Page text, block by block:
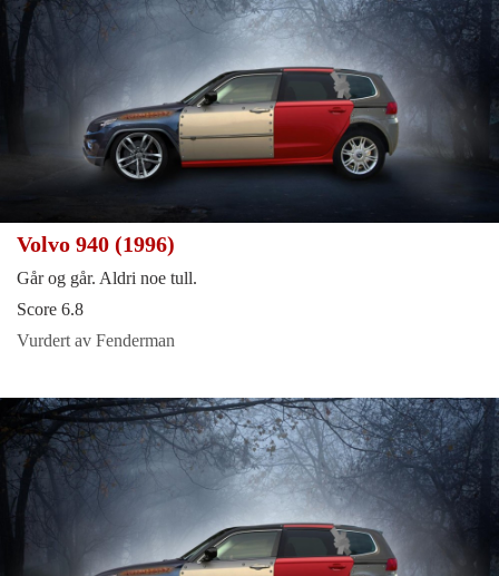
Volvo 940 (1996)
Går og går. Aldri noe tull.
Score 6.8
Vurdert av Fenderman